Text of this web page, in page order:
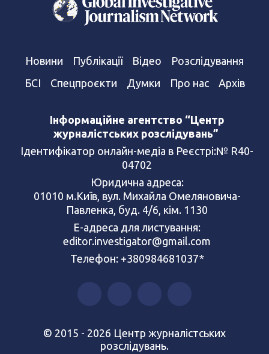
Новини Публікації Відео
Розслідування
БСІ
Спецпроєкти Думки Про нас Архів
Інформаційне агентство “Центр
журналістських розслідувань”
Ідентифікатор онлайн-медіа в Реєстрі:№ R40-
04702
Юридична адреса:
01010 м.Київ, вул. Михайла Омеляновича-
Павленка, буд. 4/6, кім. 1130
Е-адреса для листування:
editor.investigator@gmail.com
Телефон: +380984681037*
© 2015 - 2026 Центр журналістських
розслідувань.